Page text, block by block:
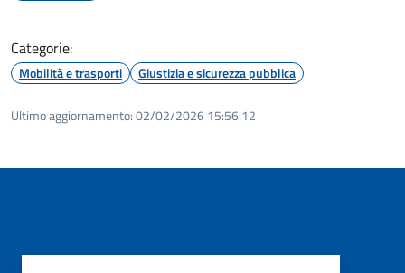
Categorie:
Mobilità e trasporti Giustizia e sicurezza pubblica
Ultimo aggiornamento:02/02/2026 15:56.12